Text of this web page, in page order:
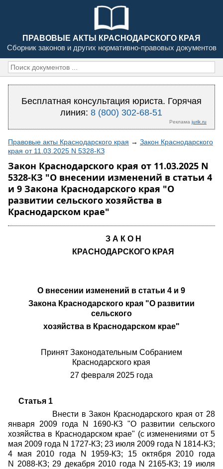
ПРАВОВЫЕ АКТЫ КРАСНОДАРСКОГО КРАЯ
Сборник законов и других нормативно-правовых документов
Бесплатная консультация юриста. Горячая
линия:8 (800) 302-68-51
Реклама jurik.ru
Правовые акты Краснодарского края → Закон Краснодарского
края от 11.03.2025 N 5328-КЗ
Закон Краснодарского края от 11.03.2025 N
5328-КЗ "О внесении изменений в статьи 4
и 9 Закона Краснодарского края "О
развитии сельского хозяйства в
Краснодарском крае"
З А К О Н
КРАСНОДАРСКОГО КРАЯ
О внесении изменений в статьи 4 и 9
Закона Краснодарского края "О развитии
сельского
хозяйства в Краснодарском крае"
Принят Законодательным Собранием
Краснодарского края
27 февраля 2025 года
Статья 1
Внести в Закон Краснодарского края от 28
января 2009 года N 1690-КЗ "О развитии сельского
хозяйства в Краснодарском крае" (с изменениями от 5
мая 2009 года N 1727-КЗ; 23 июля 2009 года N 1814-КЗ;
4 мая 2010 года N 1959-КЗ; 15 октября 2010 года
N 2088-КЗ; 29 декабря 2010 года N 2165-КЗ; 19 июля